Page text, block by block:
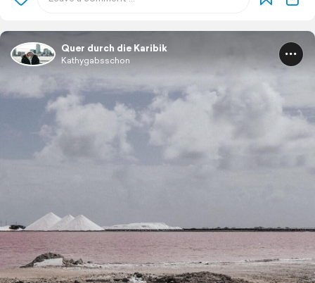
Quer durch die Karibik
Kathygabsschon